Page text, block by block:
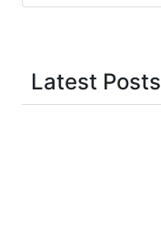
Latest Posts